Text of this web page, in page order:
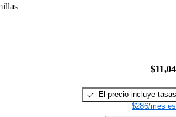
El precio incluye tasas
$286/mes